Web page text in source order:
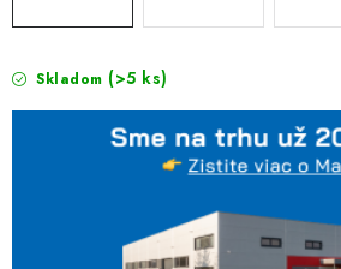
Skladom (>5 ks)